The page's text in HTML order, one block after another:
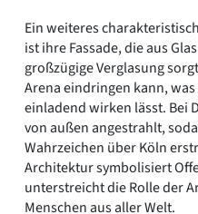
Ein weiteres
ist ihre Fassade, die aus
großzügige Verglasung
Arena eindringen kann,
einladend wirken lässt. Bei
von außen angestrahlt,
Wahrzeichen über Köln
Architektur symbolisiert
unterstreicht die Rolle der
Menschen aus aller Welt.